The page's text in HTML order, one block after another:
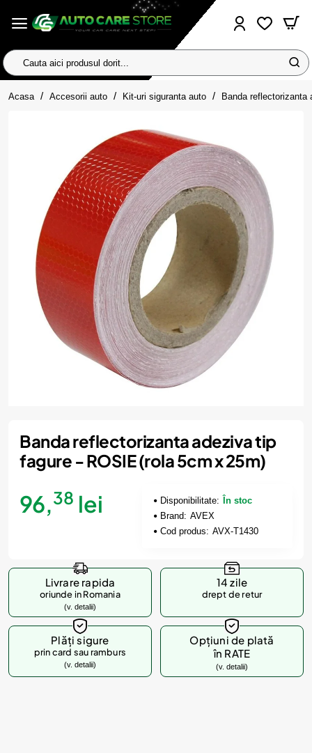
Cauta
aici
produsul
Acasa homeAccesorii auto Kit-uri siguranta auto Banda reflectorizanta
Banda reflectorizanta adeziva tip
fagure - ROSIE (rola 5cm x 25m)
96,38 lei Disponibilitate:
În stoc
Brand: AVEX
Cod produs: AVX-T1430
Livrare rapida
oriunde in Romania
(v. detalii)
14 zile
drept de retur
Plăți sigure
prin card sau ramburs
(v. detalii)
Opțiuni de plată
în RATE
(v. detalii)